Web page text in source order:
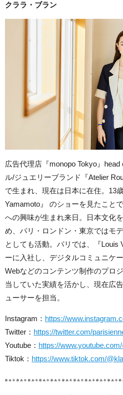
クララ・ブラン
広告代理店『monopo Tokyo』
ル/ジュエリーブランド『Atelier
で生まれ、現在は日本に在住。13
Yamamoto』 のショーを見たこと
への興味が生まれ来日。日本文化
め、パリ・ロンドン・東京ではモ
としても活動。パリでは、『Louis
ーに入社し、デジタルコミュニケ
Webなどのコンテンツ制作のプロ
当していた実績を活かし、現在広
ューサーを担当。
Instagram： https://
Twitter： https://twitter.com/
Youtube： https://
Tiktok： https://www.tiktok.com/